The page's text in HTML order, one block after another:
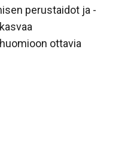
perustaidot ja -
ottavia